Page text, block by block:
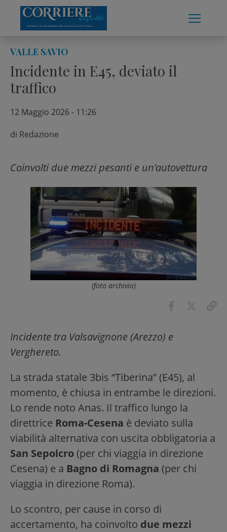
content
VALLE SAVIO
Incidente in E45, deviato il
traffico
12 Maggio 2026 - 11:26
di Redazione
Coinvolti due mezzi pesanti e un’autovettura
(foto archivio)
Incidente tra Valsavignone (Arezzo) e
Verghereto.
La strada statale 3bis “Tiberina” (E45), al
momento, è chiusa in entrambe le direzioni.
Lo rende noto Anas. Il traffico lungo la
direttrice Roma-Cesena è deviato sulla
viabilità alternativa con uscita obbligatoria a
San Sepolcro (per chi viaggia in direzione
Cesena) e a Bagno di Romagna (per chi
viaggia in direzione Roma).
Lo scontro, per cause in corso di
accertamento, ha coinvolto due mezzi